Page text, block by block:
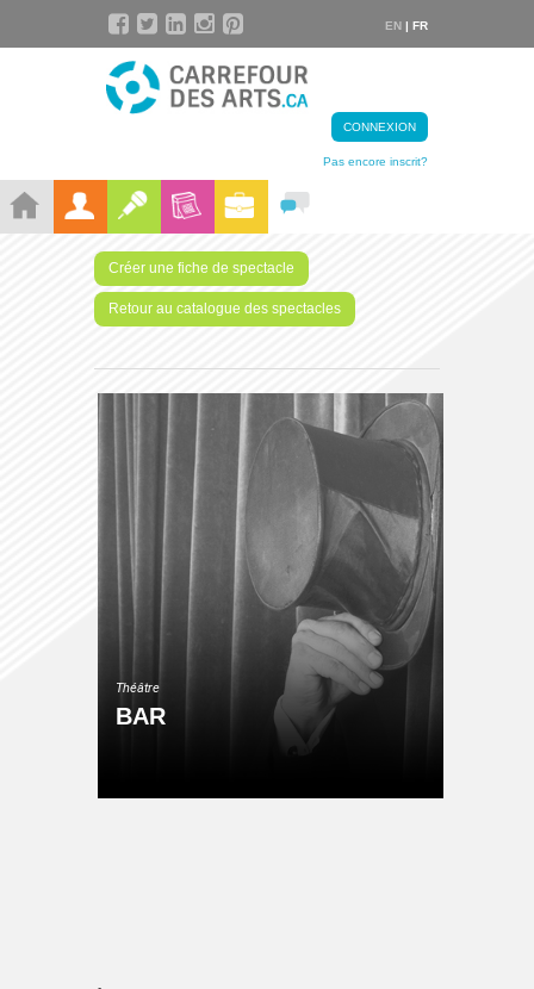
EN | FR
CONNEXION
Pas encore inscrit?
Créer une fiche de spectacle
Retour au catalogue des spectacles
Théâtre
BAR